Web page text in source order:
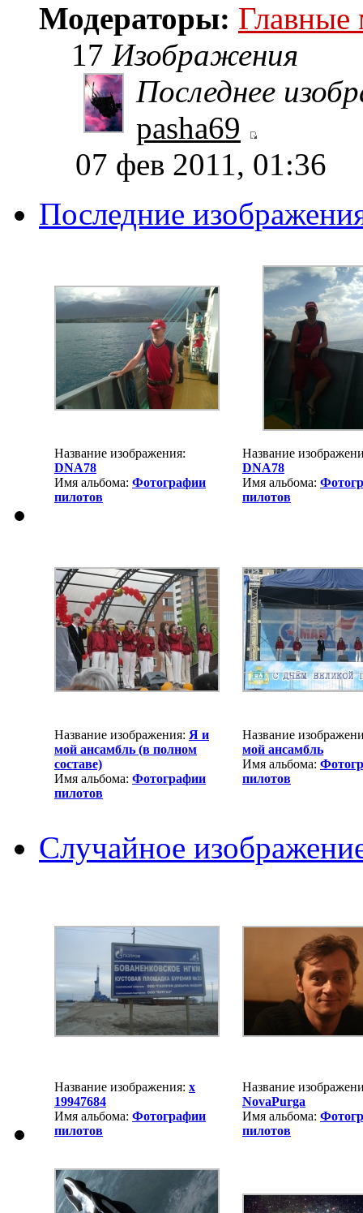
Модераторы: Главные
17 Изображения
Последнее
pasha69
07 фев 2011, 01:36
Последние
Название изображения:
DNA78
Имя альбома: Фотографии
пилотов
Название
DNA78
Имя альбома:
пилотов
Название изображения: Я и
мой ансамбль (в полном
составе)
Имя альбома: Фотографии
пилотов
Название
мой ансамбль
Имя альбома:
пилотов
Случайное
Название изображения: x
19947684
Имя альбома: Фотографии
пилотов
Название
NovaPurga
Имя альбома:
пилотов